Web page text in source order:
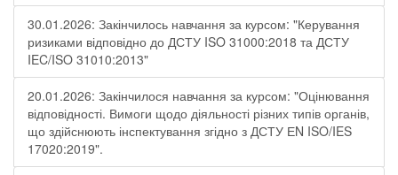
30.01.2026: Закінчилось навчання за курсом: "Керування
ризиками відповідно до ДСТУ ISO 31000:2018 та ДСТУ
IEC/ISO 31010:2013"
20.01.2026: Закінчилося навчання за курсом: "Оцінювання
відповідності. Вимоги щодо діяльності різних типів органів,
що здійснюють інспектування згідно з ДСТУ ЕN ISO/IES
17020:2019".